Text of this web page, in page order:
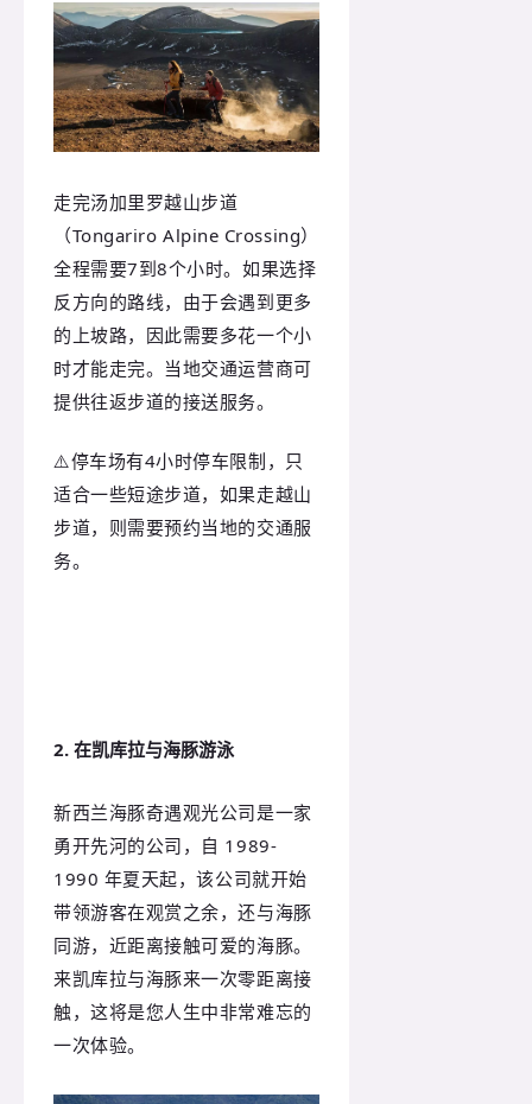
走完汤加里罗越山步道
（Tongariro Alpine Crossing）
全程需要7到8个小时。如果选择
反方向的路线，由于会遇到更多
的上坡路，因此需要多花一个小
时才能走完。当地交通运营商可
提供往返步道的接送服务。
⚠️停车场有4小时停车限制，只
适合一些短途步道，如果走越山
步道，则需要预约当地的交通服
务。
2. 在凯库拉与海豚游泳
新西兰海豚奇遇观光公司是一家
勇开先河的公司，自 1989-
1990 年夏天起，该公司就开始
带领游客在观赏之余，还与海豚
同游，近距离接触可爱的海豚。
来凯库拉与海豚来一次零距离接
触，这将是您人生中非常难忘的
一次体验。